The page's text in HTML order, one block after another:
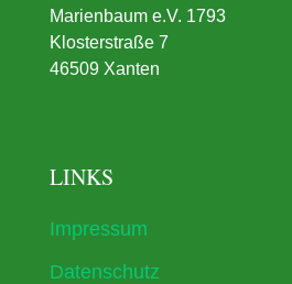
Marienbaum e.V. 1793
Klosterstraße 7
46509 Xanten
LINKS
Impressum
Datenschutz